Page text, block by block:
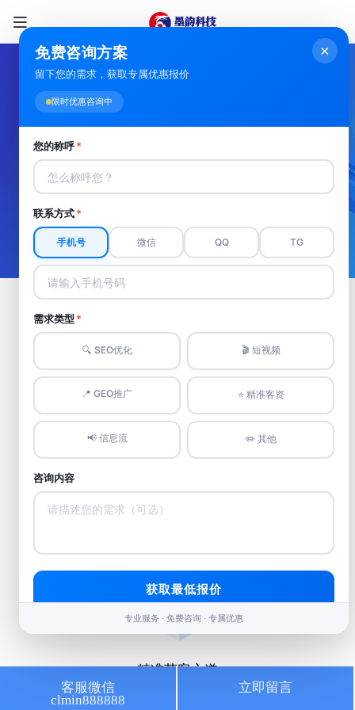
赣州短视频推广
赣州短视频推广，精准定位价值洼地。覆盖百
亿流量，打造品牌超级货架,开启推广新风暴。
短视频强曝光
精准获客之道
人工智能大数据，获取意向客户秘籍
客服微信
clmin888888
立即留言
×
免费咨询方案
留下您的需求，获取专属优惠报价
限时优惠咨询中
您的称呼*
联系方式*
手机号 微信 QQ TG
需求类型*
🔍 SEO优化 🎬 短视频
📍 GEO推广 ⭐️ 精准客资
📢 信息流 ✏️ 其他
咨询内容
获取最低报价
专业服务 · 免费咨询 · 专属优惠